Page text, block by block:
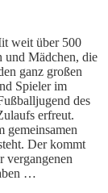
weit über 500
und Mädchen, die
ganz großen
Spieler im
des
erfreut.
gemeinsamen
Der kommt
vergangenen
…